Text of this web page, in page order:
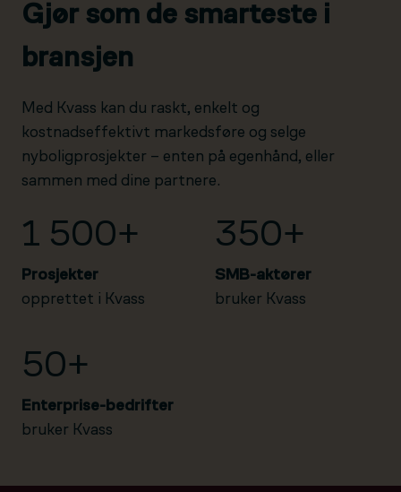
Gjør som de smarteste i
bransjen
Med Kvass kan du raskt, enkelt og
kostnadseffektivt markedsføre og selge
nyboligprosjekter – enten på egenhånd, eller
sammen med dine partnere.
1 500+
Prosjekter
opprettet i Kvass
350+
SMB-aktører
bruker Kvass
50+
Enterprise-bedrifter
bruker Kvass